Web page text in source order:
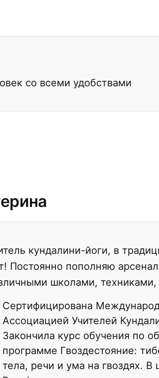
со всеми удобствами
кундалини-йоги, в
Постоянно пополняю
школами,
Сертифицирована
Ассоциацией Учителей
Закончила курс обучения по
программе Гвоздестояние:
тела, речи и ума на гвоздях. В